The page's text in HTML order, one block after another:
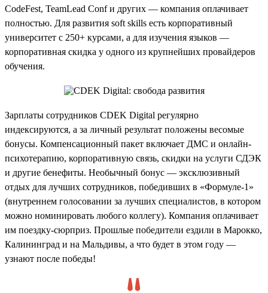
CodeFest, TeamLead Conf и других — компания оплачивает
полностью. Для развития soft skills есть корпоративный
университет с 250+ курсами, а для изучения языков —
корпоративная скидка у одного из крупнейших провайдеров
обучения.
Зарплаты сотрудников CDEK Digital регулярно
индексируются, а за личный результат положены весомые
бонусы. Компенсационный пакет включает ДМС и онлайн-
психотерапию, корпоративную связь, скидки на услуги СДЭК
и другие бенефиты. Необычный бонус — эксклюзивный
отдых для лучших сотрудников, победивших в «Формуле-1»
(внутреннем голосовании за лучших специалистов, в котором
можно номинировать любого коллегу). Компания оплачивает
им поездку-сюрприз. Прошлые победители ездили в Марокко,
Калининград и на Мальдивы, а что будет в этом году —
узнают после победы!